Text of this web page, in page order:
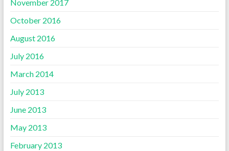
November 2017
October 2016
August 2016
July 2016
March 2014
July 2013
June 2013
May 2013
February 2013